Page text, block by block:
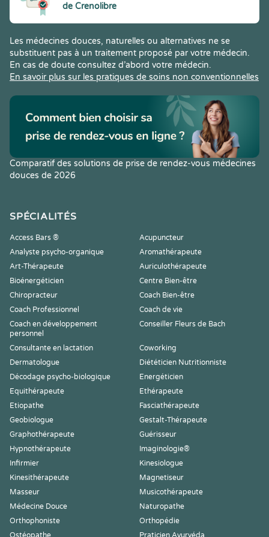
de Crenolibre
Les médecines douces, naturelles ou alternatives ne se
substituent pas à un traitement proposé par votre médecin.
En cas de doute consultez d’abord votre médecin.
En savoir plus sur les pratiques de soins non conventionnelles
Comparatif des solutions de prise de rendez-vous médecines
douces de 2026
SPÉCIALITÉS
Access Bars ®
Acupuncteur
Analyste psycho-organique
Aromathérapeute
Art-Thérapeute
Auriculothérapeute
Bioénergéticien
Centre Bien-être
Chiropracteur
Coach Bien-être
Coach Professionnel
Coach de vie
Coach en développement
personnel
Conseiller Fleurs de Bach
Consultante en lactation
Coworking
Dermatologue
Diététicien Nutritionniste
Décodage psycho-biologique
Energéticien
Equithérapeute
Ethérapeute
Etiopathe
Fasciathérapeute
Geobiologue
Gestalt-Thérapeute
Graphothérapeute
Guérisseur
Hypnothérapeute
Imaginologie®
Infirmier
Kinesiologue
Kinesithérapeute
Magnetiseur
Masseur
Musicothérapeute
Médecine Douce
Naturopathe
Orthophoniste
Orthopédie
Ostéopathe
Praticien Ayurvéda